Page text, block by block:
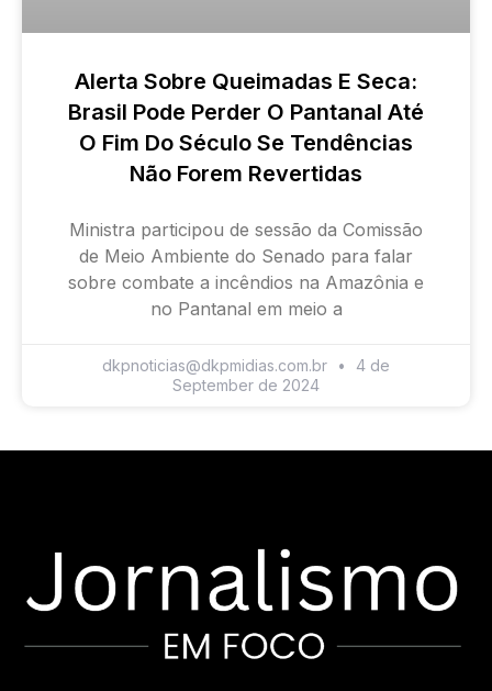
Alerta Sobre Queimadas E Seca:
Brasil Pode Perder O Pantanal Até
O Fim Do Século Se Tendências
Não Forem Revertidas
Ministra participou de sessão da Comissão
de Meio Ambiente do Senado para falar
sobre combate a incêndios na Amazônia e
no Pantanal em meio a
dkpnoticias@dkpmidias.com.br
4 de
September de 2024